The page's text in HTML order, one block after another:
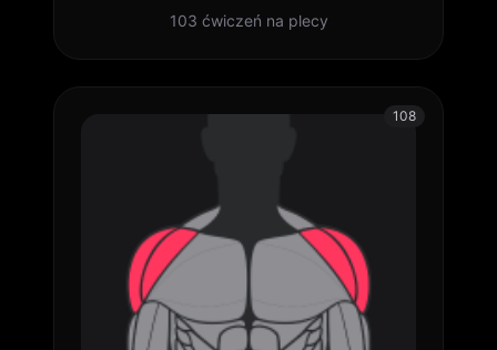
103 ćwiczeń na plecy
108